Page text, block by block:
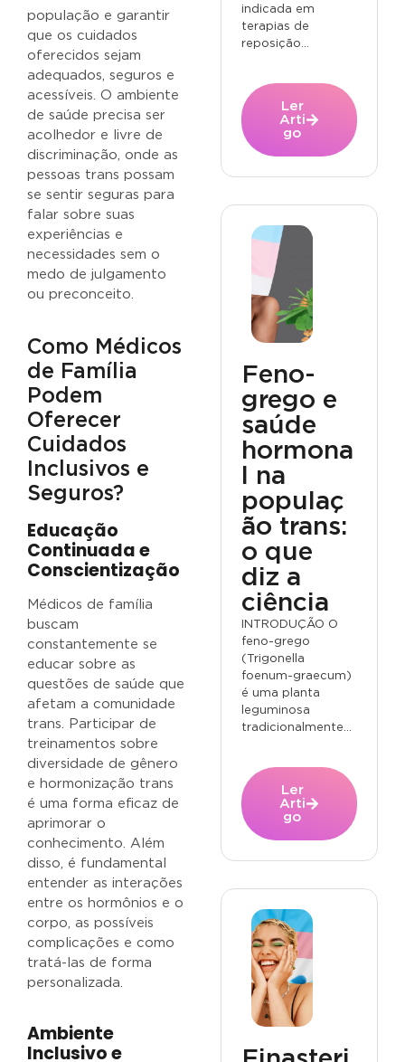
população e garantir
que os cuidados
oferecidos sejam
adequados, seguros e
acessíveis. O ambiente
de saúde precisa ser
acolhedor e livre de
discriminação, onde as
pessoas trans possam
se sentir seguras para
falar sobre suas
experiências e
necessidades sem o
medo de julgamento
ou preconceito.
Como Médicos
de Família
Podem
Oferecer
Cuidados
Inclusivos e
Seguros?
Educação
Continuada e
Conscientização
Médicos de família
buscam
constantemente se
educar sobre as
questões de saúde que
afetam a comunidade
trans. Participar de
treinamentos sobre
diversidade de gênero
e hormonização trans
é uma forma eficaz de
aprimorar o
conhecimento. Além
disso, é fundamental
entender as interações
entre os hormônios e o
corpo, as possíveis
complicações e como
tratá-las de forma
personalizada.
Ambiente
Inclusivo e
indicada em
terapias de
reposição...
Ler
Arti
go
Feno-
grego e
saúde
hormona
l na
populaç
ão trans:
o que
diz a
ciência
INTRODUÇÃO O
feno-grego
(Trigonella
foenum-graecum)
é uma planta
leguminosa
tradicionalmente...
Ler
Arti
go